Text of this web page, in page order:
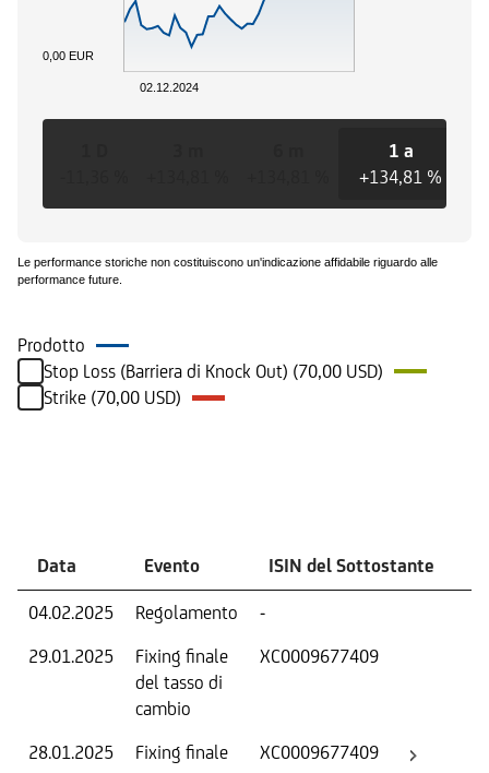
02.12.2024
0,00 EUR
1 a
+134,81 %
Le performance storiche non costituiscono un'indicazione affidabile riguardo alle
performance future.
Prodotto
Stop Loss (Barriera di Knock Out) (70,00 USD)
Strike (70,00 USD)
Data Evento ISIN del Sottostante
04.02.2025 Regolamento -
29.01.2025
Fixing finale
del tasso di
cambio
XC0009677409
28.01.2025 Fixing finale XC0009677409